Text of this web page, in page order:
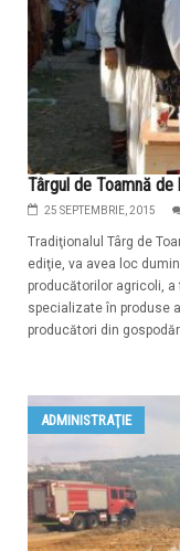
Târgul de Toamnă
25 SEPTEMBRIE, 2015
Tradiţionalul Târg de
ediţie, va avea loc
producătorilor agricoli,
specializate în produse
producători din
ADMINISTRAŢIE